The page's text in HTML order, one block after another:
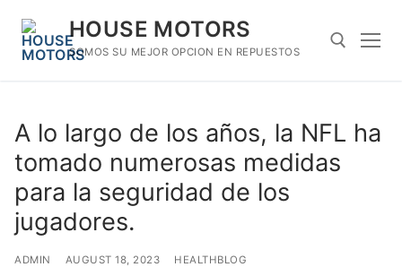
content
HOUSE MOTORS
SOMOS SU MEJOR OPCION EN REPUESTOS
A lo largo de los años, la NFL ha
tomado numerosas medidas
para la seguridad de los
jugadores.
ADMIN AUGUST 18, 2023 HEALTHBLOG